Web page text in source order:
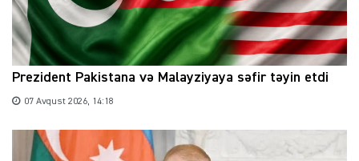
Prezident Pakistana və Malayziyaya səfir təyin etdi
07 Avqust 2026, 14:18